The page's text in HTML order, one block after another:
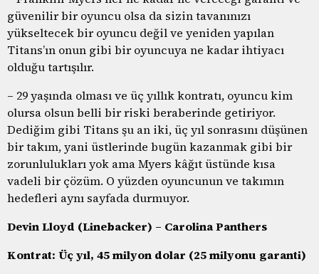
güvenilir bir oyuncu olsa da sizin tavanınızı
yükseltecek bir oyuncu değil ve yeniden yapılan
Titans’ın onun gibi bir oyuncuya ne kadar ihtiyacı
olduğu tartışılır.
– 29 yaşında olması ve üç yıllık kontratı, oyuncu kim
olursa olsun belli bir riski beraberinde getiriyor.
Dediğim gibi Titans şu an iki, üç yıl sonrasını düşünen
bir takım, yani üstlerinde bugün kazanmak gibi bir
zorunlulukları yok ama Myers kâğıt üstünde kısa
vadeli bir çözüm. O yüzden oyuncunun ve takımın
hedefleri aynı sayfada durmuyor.
Devin Lloyd (Linebacker) – Carolina Panthers
Kontrat: Üç yıl, 45 milyon dolar (25 milyonu garanti)